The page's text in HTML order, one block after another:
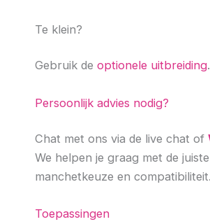
Te klein?
Gebruik de optionele uitbreiding.
Persoonlijk advies nodig?
Chat met ons via de live chat of
We helpen je graag met de juiste
manchetkeuze en compatibiliteit.
Toepassingen